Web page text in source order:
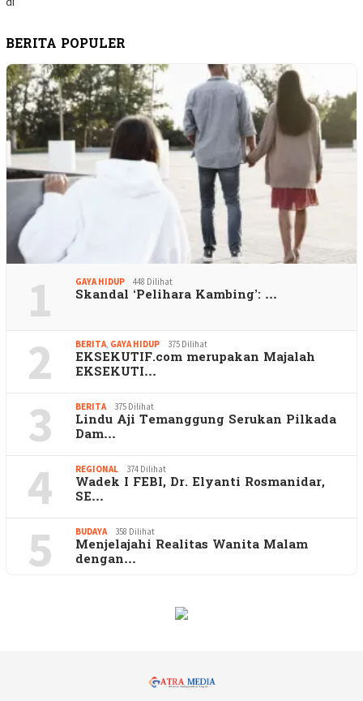
BERITA POPULER
1 GAYA HIDUP 448 Dilihat
Skandal ‘Pelihara Kambing’: …
2 BERITA GAYA HIDUP 375 Dilihat
EKSEKUTIF.com merupakan Majalah
EKSEKUTI…
3 BERITA 375 Dilihat
Lindu Aji Temanggung Serukan Pilkada
Dam…
4 REGIONAL 374 Dilihat
Wadek I FEBI, Dr. Elyanti Rosmanidar,
SE…
5 BUDAYA 358 Dilihat
Menjelajahi Realitas Wanita Malam
dengan…